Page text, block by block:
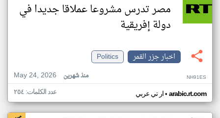
مصر تدرس مشروعا عملاقا جديدا في
دولة إفريقية
اخبار جزر القمر
Politics
May 24, 2026
منذ شهرين NH91ES
ار تي عربي• arabic.rt.com عدد الكلمات: ٢٥٤